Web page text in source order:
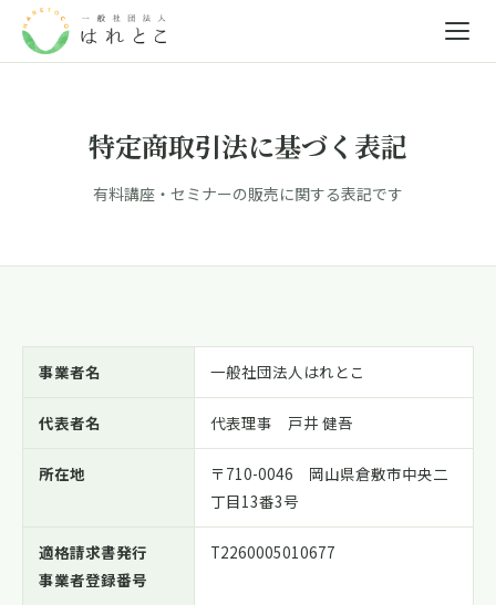
特定商取引法に基づく表記
有料講座・セミナーの販売に関する表記です
事業者名 一般社団法人はれとこ
代表者名 代表理事 戸井 健吾
所在地
〒710-0046 岡山県倉敷市中央二
丁目13番3号
適格請求書発行
事業者登録番号
T2260005010677